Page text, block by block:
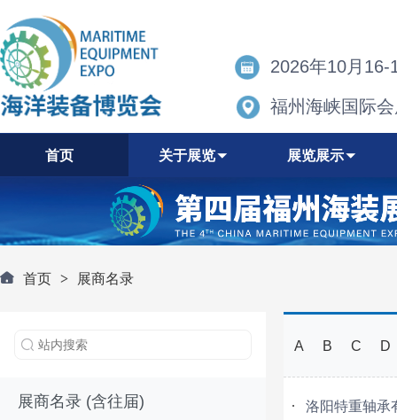
2026年10月16-
福州海峡国际
首页 关于展览 展览展示
首页 > 展商名录
展商名录 (含往届)
A B C D
洛阳特重轴承